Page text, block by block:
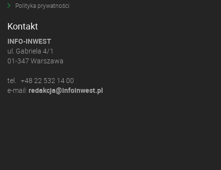
Polityka prywatności
Kontakt
INFO-INWEST
ul. Gabriela 4/1
01-347 Warszawa
tel. +48 22 532 14 00
e-mail: redakcja@infoinwest.pl